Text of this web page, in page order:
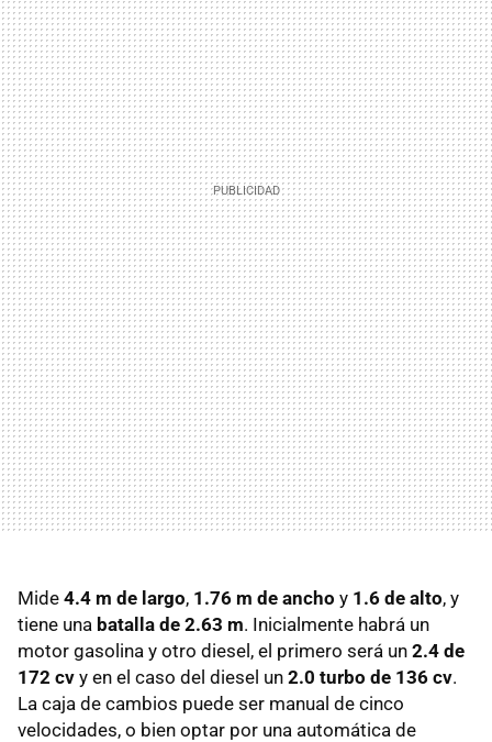
Mide 4.4 m de largo, 1.76 m de ancho y 1.6 de alto, y
tiene una batalla de 2.63 m. Inicialmente habrá un
motor gasolina y otro diesel, el primero será un 2.4 de
172 cv y en el caso del diesel un 2.0 turbo de 136 cv.
La caja de cambios puede ser manual de cinco
velocidades, o bien optar por una automática de